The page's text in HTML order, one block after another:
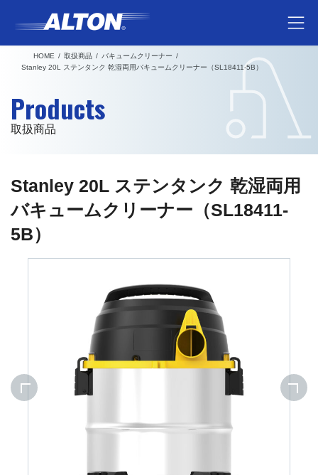
テ
ゲ
HOME 取扱商品
バキュームクリーナー
Stanley 20L ステンタンク 乾湿両用バキュームクリーナー（SL18411-5B）
Products
取扱商品
Stanley 20L ステンタンク 乾湿両用
バキュームクリーナー（SL18411-
5B）